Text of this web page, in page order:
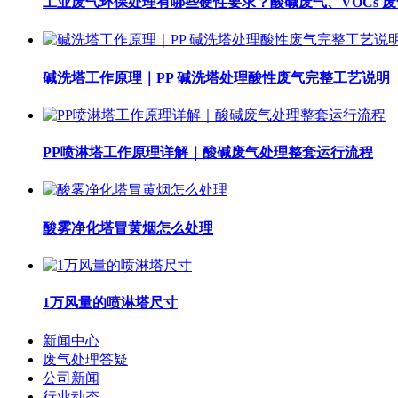
碱洗塔工作原理｜PP 碱洗塔处理酸性废气完整工艺说明
PP喷淋塔工作原理详解｜酸碱废气处理整套运行流程
酸雾净化塔冒黄烟怎么处理
1万风量的喷淋塔尺寸
新闻中心
废气处理答疑
公司新闻